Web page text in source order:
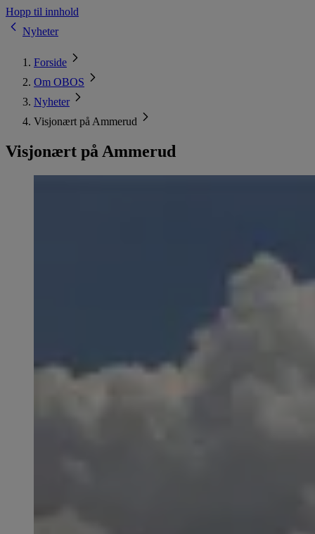
Hopp til innhold
Nyheter
Forside
Om OBOS
Nyheter
Visjonært på Ammerud
Visjonært på Ammerud